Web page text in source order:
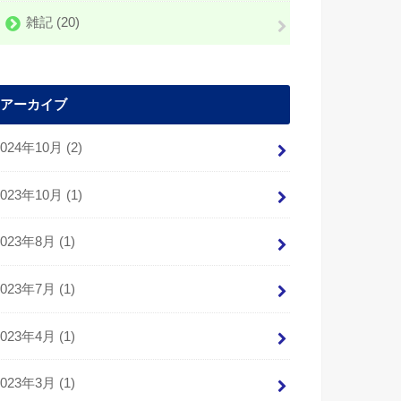
雑記 (20)
アーカイブ
年10月 (2)
年10月 (1)
年8月 (1)
年7月 (1)
年4月 (1)
年3月 (1)